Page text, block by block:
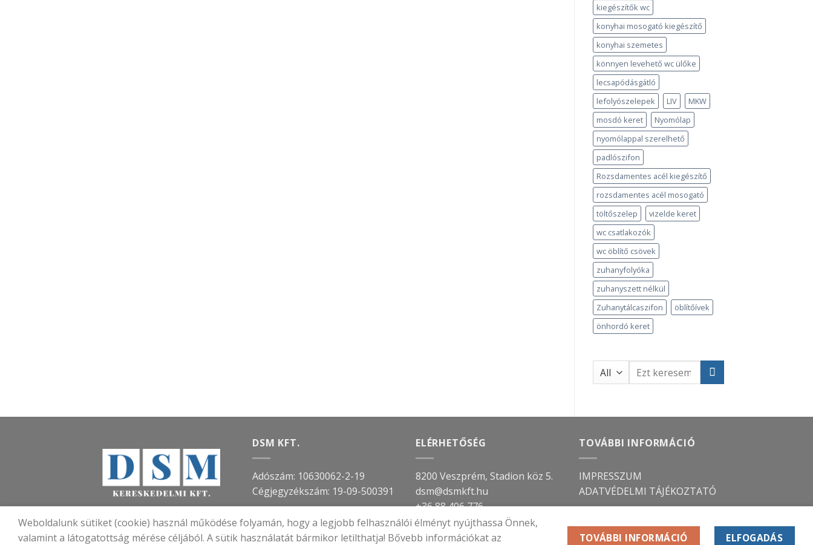
kiegészítők wc
konyhai mosogató kiegészítő
konyhai szemetes
könnyen levehető wc ülőke
lecsapódásgátló
lefolyószelepek
LIV
MKW
mosdó keret
Nyomólap
nyomólappal szerelhető
padlószifon
Rozsdamentes acél kiegészítő
rozsdamentes acél mosogató
töltőszelep
vizelde keret
wc csatlakozók
wc öblítő csövek
zuhanyfolyóka
zuhanyszett nélkül
Zuhanytálcaszifon
öblítőívek
önhordó keret
Keresés
a
DSM KFT.
Adószám: 10630062-2-19
Cégjegyzékszám: 19-09-500391
ELÉRHETŐSÉG
8200 Veszprém, Stadion köz 5.
dsm@dsmkft.hu
+36 88 406 776
TOVÁBBI INFORMÁCIÓ
IMPRESSZUM
ADATVÉDELMI TÁJÉKOZTATÓ
Weboldalunk sütiket (cookie) használ működése folyamán, hogy a legjobb felhasználói élményt nyújthassa Önnek,
valamint a látogatottság mérése céljából. A sütik használatát bármikor letilthatja! Bővebb információkat az
TOVÁBBI INFORMÁCIÓ ELFOGADÁS